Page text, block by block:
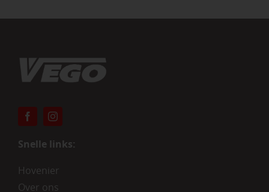
Snelle links:
Hovenier
Over ons